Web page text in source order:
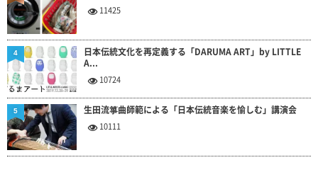
11425
日本伝統文化を再定義する「DARUMA ART」by LITTLE
A...
10724
4
生田流箏曲師範による「日本伝統音楽を愉しむ」講演会
10111
5